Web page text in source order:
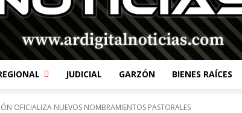
JUDICIAL GARZÓN BIENES RAÍCES
OFICIALIZA NUEVOS NOMBRAMIENTOS PASTORALES